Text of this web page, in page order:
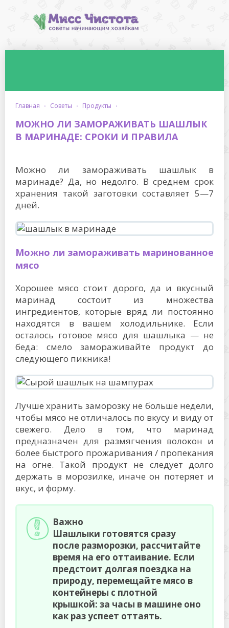
главная · советы · продукты ·
МОЖНО ЛИ ЗАМОРАЖИВАТЬ ШАШЛЫК
В МАРИНАДЕ: СРОКИ И ПРАВИЛА
Можно ли замораживать шашлык в
маринаде? Да, но недолго. В среднем срок
хранения такой заготовки составляет 5—7
дней.
Можно ли замораживать маринованное
мясо
Хорошее мясо стоит дорого, да и вкусный
маринад состоит из множества
ингредиентов, которые вряд ли постоянно
находятся в вашем холодильнике. Если
осталось готовое мясо для шашлыка — не
беда: смело замораживайте продукт до
следующего пикника!
Лучше хранить заморозку не больше недели,
чтобы мясо не отличалось по вкусу и виду от
свежего. Дело в том, что маринад
предназначен для размягчения волокон и
более быстрого прожаривания / пропекания
на огне. Такой продукт не следует долго
держать в морозилке, иначе он потеряет и
вкус, и форму.
Важно
Шашлыки готовятся сразу
после разморозки, рассчитайте
время на его оттаивание. Если
предстоит долгая поездка на
природу, перемещайте мясо в
контейнеры с плотной
крышкой: за часы в машине оно
как раз успеет оттаять.